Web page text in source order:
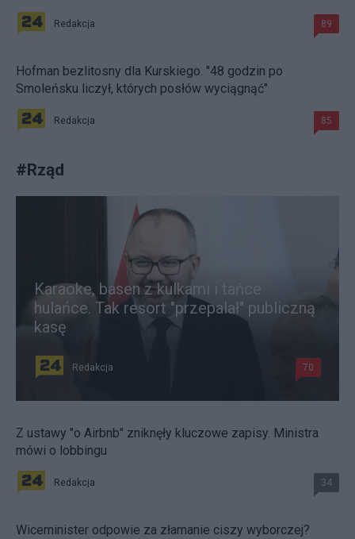
Redakcja 89
Hofman bezlitosny dla Kurskiego. "48 godzin po
Smoleńsku liczył, których posłów wyciągnąć"
Redakcja 85
#Rząd
Karaoke, basen z kulkami i tańce
hulańce. Tak resort "przepalał" publiczną
kasę
Redakcja 70
Z ustawy "o Airbnb" zniknęły kluczowe zapisy. Ministra
mówi o lobbingu
Redakcja 34
Wiceminister odpowie za złamanie ciszy wyborczej?